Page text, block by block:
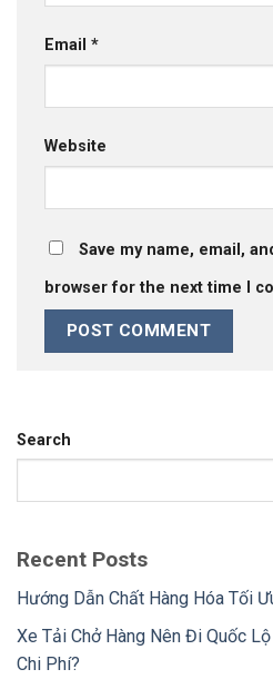
Email *
Website
Save my name, email,
browser for the next time I
Search
Recent Posts
Hướng Dẫn Chất Hàng Hóa Tối
Xe Tải Chở Hàng Nên Đi Quốc
Chi Phí?